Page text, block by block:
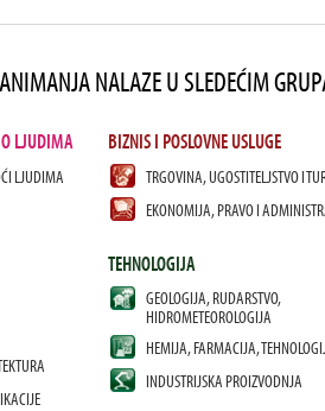
NALAZE U SLEDEĆIM
LJUDIMA
LJUDIMA
BIZNIS I POSLOVNE USLUGE
TRGOVINA, UGOSTITELJSTVO I
EKONOMIJA, PRAVO I
TEHNOLOGIJA
GEOLOGIJA, RUDARSTVO,
HIDROMETEOROLOGIJA
HEMIJA, FARMACIJA,
INDUSTRIJSKA PROIZVODNJA